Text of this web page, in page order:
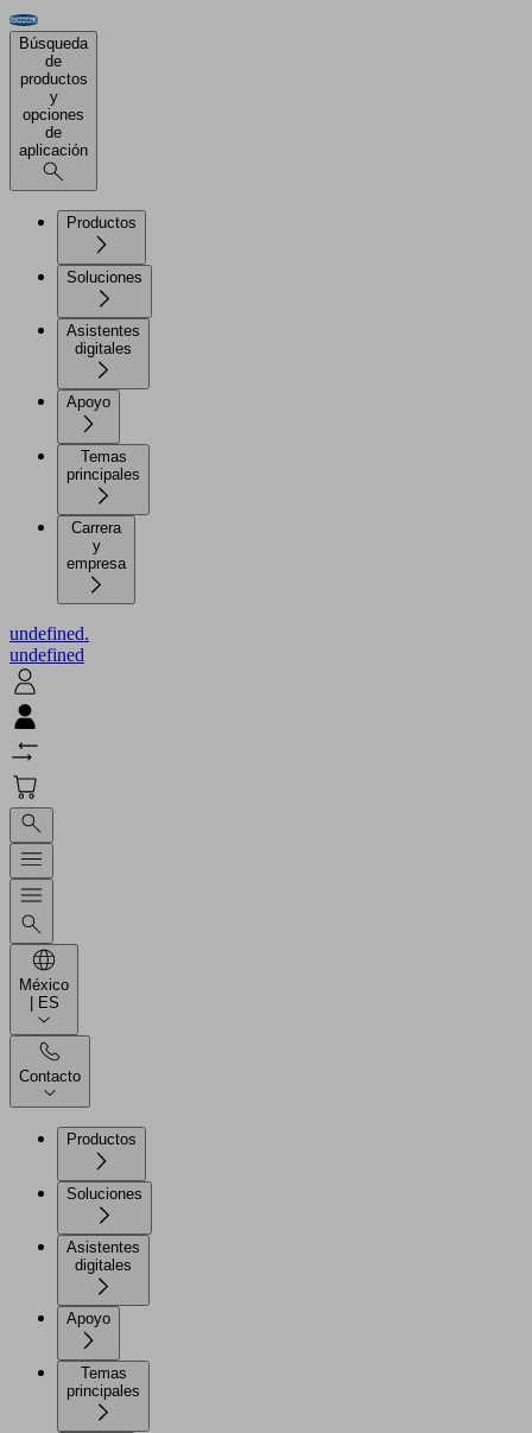
Búsqueda
de
productos
y
opciones
de
aplicación
Productos
Soluciones
Asistentes
Apoyo
Temas
principales
Carrera
y
empresa
undefined.
undefined
México
| ES
Contacto
Productos
Soluciones
Asistentes
Apoyo
Temas
principales